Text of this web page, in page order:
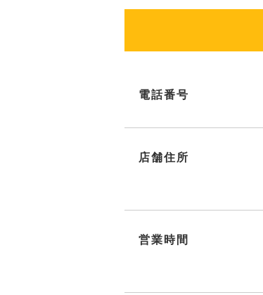
電話番号
店舗住所
営業時間